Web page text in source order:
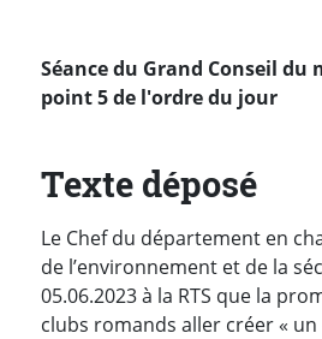
Séance du Grand Conseil du
point 5 de l'ordre du jour
Texte déposé
Le Chef du département en
de l’environnement et de la
05.06.2023 à la RTS que la
clubs romands aller créer «